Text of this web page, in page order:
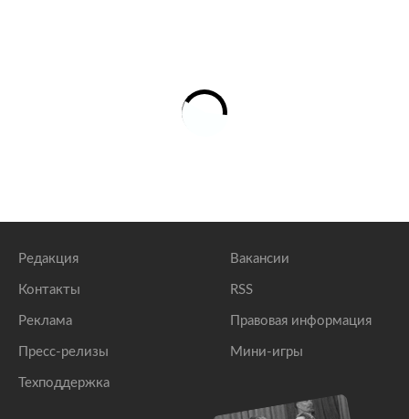
Редакция
Контакты
Реклама
Пресс-релизы
Техподдержка
Вакансии
RSS
Правовая информация
Мини-игры